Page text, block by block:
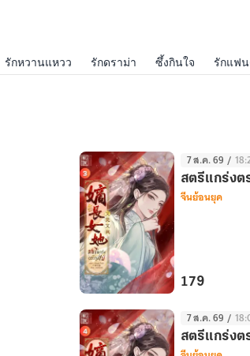
รักหวานแหวว รักดราม่า ซึ้งกินใจ รักแฟ
แกร่ง
ตระกูล
7 ส.ค. 69 /
สตรีแกร่งต
จีนย้อนยุค
179
7 ส.ค. 69 /
สตรีแกร่งต